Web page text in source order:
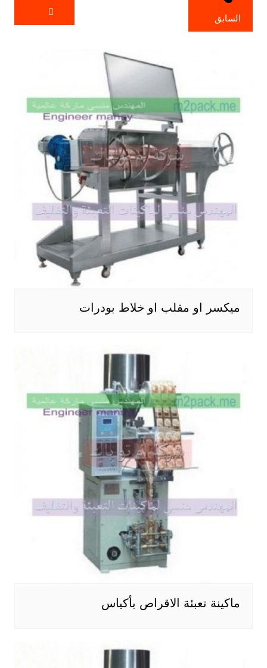
السابق
ميكسر او مقلب او خلاط بودرات
ماكينة تعبئة الاقراص بأكياس